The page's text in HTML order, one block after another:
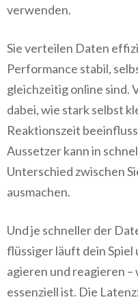
verwenden.
Sie verteilen Daten
Performance stabil,
gleichzeitig online sind.
dabei, wie stark selbst
Reaktionszeit
Aussetzer kann in
Unterschied zwischen
ausmachen.
Und je schneller der
flüssiger läuft dein Spiel
agieren und reagieren –
essenziell ist. Die